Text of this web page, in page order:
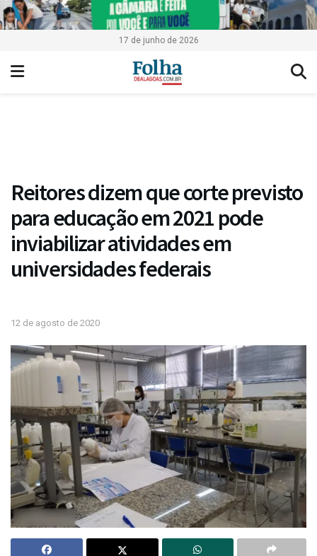
17 de junho de 2026
Reitores dizem que corte previsto
para educação em 2021 pode
inviabilizar atividades em
universidades federais
12 de agosto de 2020